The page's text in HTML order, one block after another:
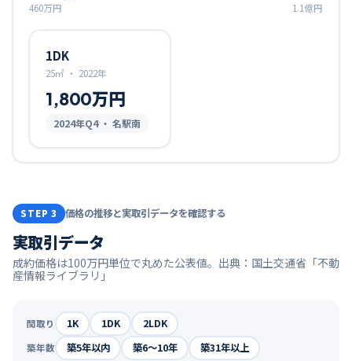
460万円 1.1億円
1DK
25㎡ ・ 2022年
1,800万円
2024年Q4・ 名駅南
STEP 3 価格の推移と実取引データを確認する
実取引データ
成約価格は100万円単位で丸めた公表値。出典：国土交通省「不動
産情報ライブラリ」
間取り 1K 1DK 2LDK
築年数 築5年以内 築6〜10年 築31年以上